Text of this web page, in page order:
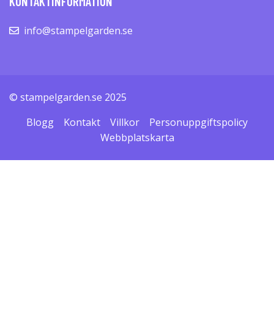
info@stampelgarden.se
© stampelgarden.se 2025
Blogg
Kontakt Villkor
Personuppgiftspolicy
Webbplatskarta